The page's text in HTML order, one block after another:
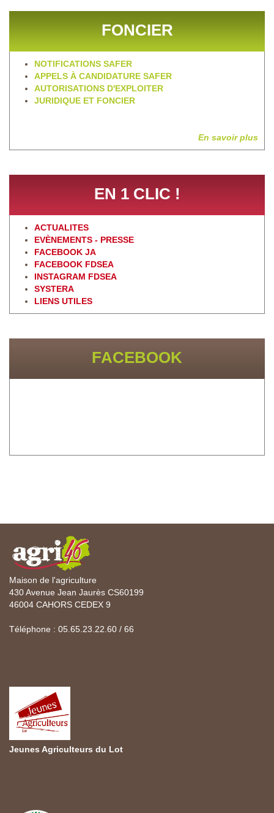
FONCIER
NOTIFICATIONS SAFER
APPELS À CANDIDATURE SAFER
AUTORISATIONS D'EXPLOITER
JURIDIQUE ET FONCIER
En savoir plus
EN 1 CLIC !
ACTUALITES
EVÈNEMENTS - PRESSE
FACEBOOK JA
FACEBOOK FDSEA
INSTAGRAM FDSEA
SYSTERA
LIENS UTILES
FACEBOOK
Maison de l'agriculture
430 Avenue Jean Jaurès CS60199
46004 CAHORS CEDEX 9
Téléphone : 05.65.23.22.60 / 66
Jeunes Agriculteurs du Lot